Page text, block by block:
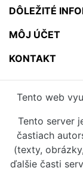
DÔLEŽITÉ
MÔJ ÚČET
KONTAKT
Tento web
Tento server
častiach
(texty,
ďalšie časti